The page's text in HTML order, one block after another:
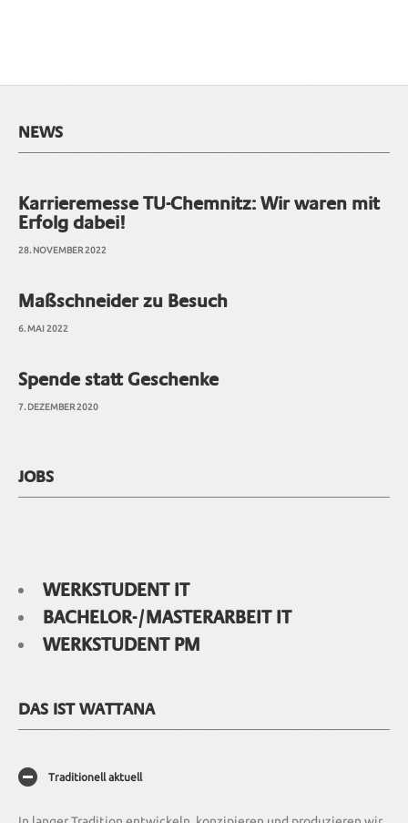
NEWS
Karrieremesse TU-Chemnitz: Wir waren mit
Erfolg dabei!
28. NOVEMBER 2022
Maßschneider zu Besuch
6. MAI 2022
Spende statt Geschenke
7. DEZEMBER 2020
JOBS
WERKSTUDENT IT
BACHELOR-/MASTERARBEIT IT
WERKSTUDENT PM
DAS IST WATTANA
Traditionell aktuell